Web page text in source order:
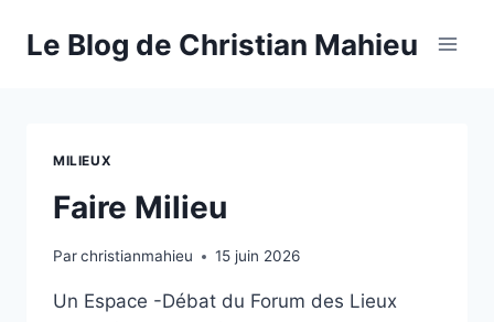
Le Blog de Christian Mahieu
MILIEUX
Faire Milieu
Parchristianmahieu 15 juin 2026
Un Espace -Débat du Forum des Lieux